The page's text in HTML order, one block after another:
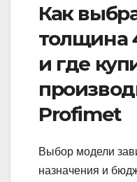
Как
толщина
и где
Profimet
Выбор модели
назначения и